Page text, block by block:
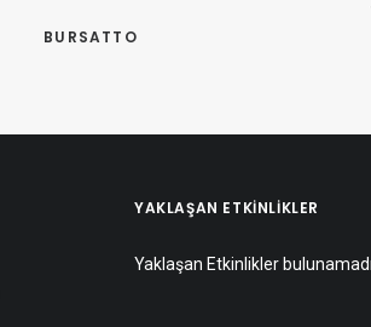
BURSATTO
YAKLAŞAN ETKINLIKLER
Yaklaşan Etkinlikler bulunamadı.